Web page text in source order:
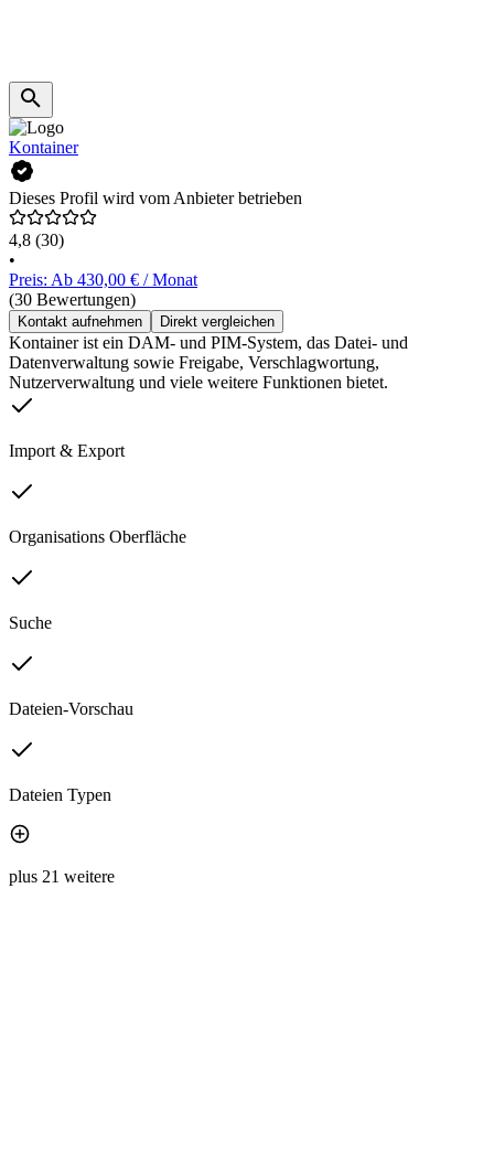
Kontainer
Dieses Profil wird vom Anbieter betrieben
4,8 (30)
•
Preis: Ab 430,00 € / Monat
(30 Bewertungen)
Kontakt aufnehmen Direkt vergleichen
Kontainer ist ein DAM- und PIM-System, das Datei- und
Datenverwaltung sowie Freigabe, Verschlagwortung,
Nutzerverwaltung und viele weitere Funktionen bietet.
Import & Export
Organisations Oberfläche
Suche
Dateien-Vorschau
Dateien Typen
plus 21 weitere